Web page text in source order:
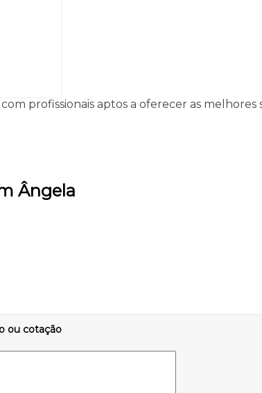
profissionais aptos a oferecer as melhores
Ângela
ou cotação